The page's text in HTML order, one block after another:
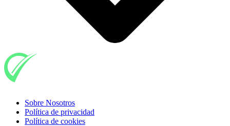
Sobre Nosotros
Política de privacidad
Política de cookies